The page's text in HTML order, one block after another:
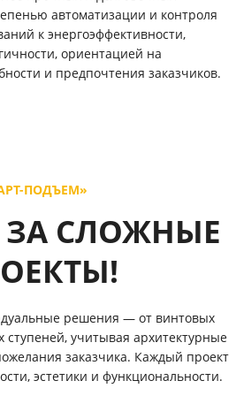
автоматизации и контроля
к энергоэффективности,
ориентацией на
и предпочтения заказчиков.
ПОДЪЕМ»
ЗА СЛОЖНЫЕ
решения — от винтовых
учитывая архитектурные
заказчика. Каждый проект
эстетики и функциональности.